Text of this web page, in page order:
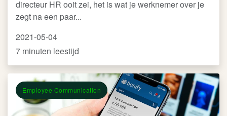
directeur HR ooit zei, het is wat je werknemer over je
zegt na een paar...
2021-05-04
7 minuten leestijd
Employee Communication